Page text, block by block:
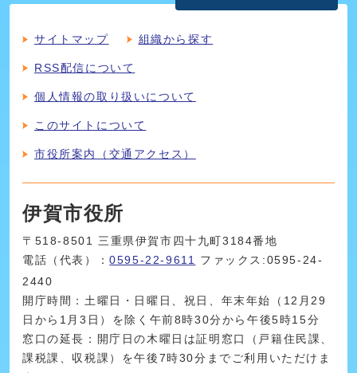
サイトマップ 組織から探す
RSS配信について
個人情報の取り扱いについて
このサイトについて
市役所案内（交通アクセス）
伊賀市役所
〒518-8501 三重県伊賀市四十九町3184番地
電話（代表）：0595-22-9611
ファックス:0595-24-
2440
開庁時間：土曜日・日曜日、祝日、年末年始（12月29
日から1月3日）を除く午前8時30分から午後5時15分
窓口の延長：開庁日の木曜日は証明窓口（戸籍住民課、
課税課、収税課）を午後7時30分までご利用いただけま